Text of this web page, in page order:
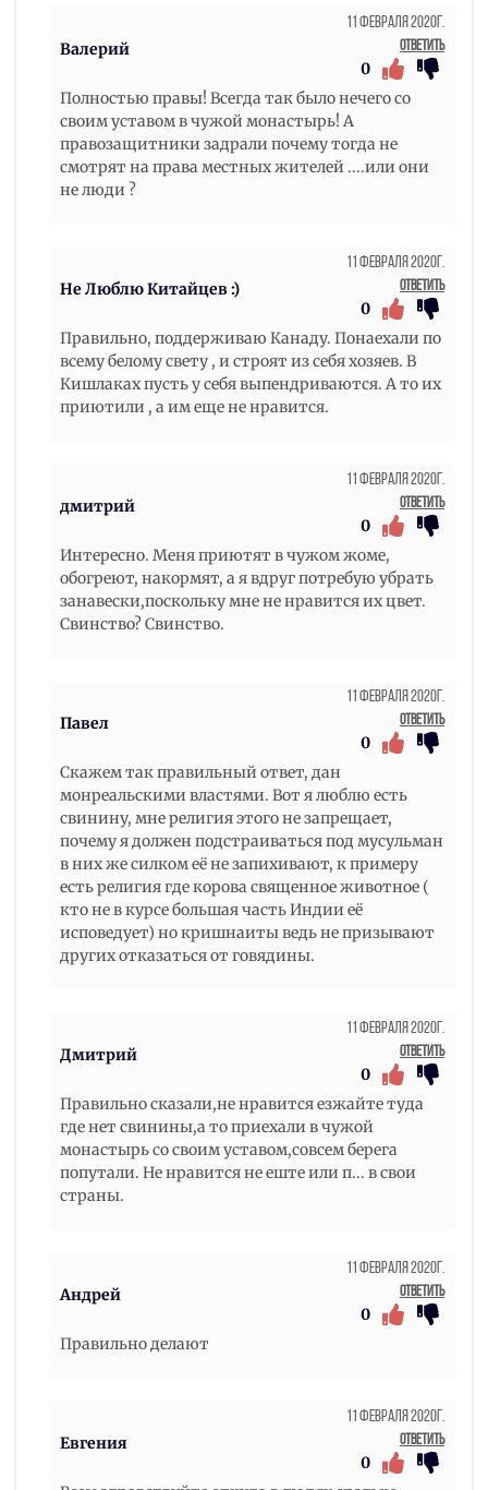
Валерий
11 Февраля 2020г.
Ответить
0
Полностью правы! Всегда так было нечего со
своим уставом в чужой монастырь! А
правозащитники задрали почему тогда не
смотрят на права местных жителей ....или они
не люди ?
Не Люблю Китайцев :)
11 Февраля 2020г.
Ответить
0
Правильно, поддерживаю Канаду. Понаехали по
всему белому свету , и строят из себя хозяев. В
Кишлаках пусть у себя выпендриваются. А то их
приютили , а им еще не нравится.
дмитрий
11 Февраля 2020г.
Ответить
0
Интересно. Меня приютят в чужом жоме,
обогреют, накормят, а я вдруг потребую убрать
занавески,поскольку мне не нравится их цвет.
Свинство? Свинство.
Павел
11 Февраля 2020г.
Ответить
0
Скажем так правильный ответ, дан
монреальскими властями. Вот я люблю есть
свинину, мне религия этого не запрещает,
почему я должен подстраиваться под мусульман
в них же силком её не запихивают, к примеру
есть религия где корова священное животное (
кто не в курсе большая часть Индии её
исповедует) но кришнаиты ведь не призывают
других отказаться от говядины.
Дмитрий
11 Февраля 2020г.
Ответить
0
Правильно сказали,не нравится езжайте туда
где нет свинины,а то приехали в чужой
монастырь со своим уставом,совсем берега
попутали. Не нравится не еште или п... в свои
страны.
Андрей
11 Февраля 2020г.
Ответить
0
Правильно делают
Евгения
11 Февраля 2020г.
Ответить
0